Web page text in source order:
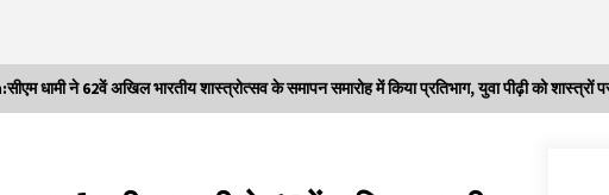
ने 62वें अखिल भारतीय शास्त्रोत्सव के समापन समारोह में किया प्रतिभाग, युवा पीढ़ी को शास्त्रों